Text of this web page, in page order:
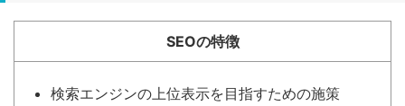
SEOの特徴
検索エンジンの上位表示を目指すための施策